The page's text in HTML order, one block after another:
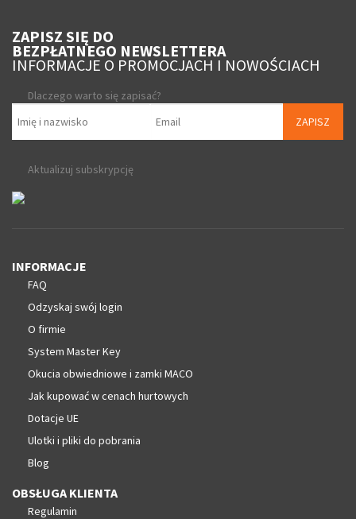
ZAPISZ SIĘ DO
BEZPŁATNEGO NEWSLETTERA
INFORMACJE O PROMOCJACH I NOWOŚCIACH
Dlaczego warto się zapisać?
ZAPISZ
Aktualizuj subskrypcję
INFORMACJE
FAQ
Odzyskaj swój login
O firmie
System Master Key
Okucia obwiedniowe i zamki MACO
Jak kupować w cenach hurtowych
Dotacje UE
Ulotki i pliki do pobrania
Blog
OBSŁUGA KLIENTA
Regulamin